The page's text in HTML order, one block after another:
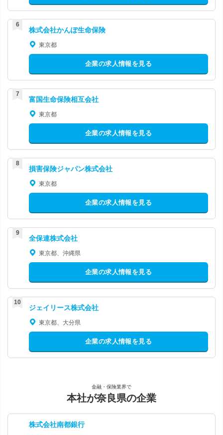
株式会社かんぽ生命保険
東京都
企業の求人情報を見る
富国生命保険相互会社
東京都
企業の求人情報を見る
損害保険ジャパン株式会社
東京都
企業の求人情報を見る
全保連株式会社
東京都、沖縄県
企業の求人情報を見る
ジェイリース株式会社
東京都、大分県
企業の求人情報を見る
金融・保険業界で
本社が奈良県の企業
株式会社南都銀行